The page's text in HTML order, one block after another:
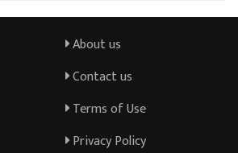
About us
Contact us
Terms of Use
Privacy Policy